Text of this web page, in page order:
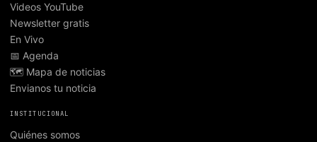
Videos YouTube
Newsletter gratis
En Vivo
📅 Agenda
🗺️ Mapa de noticias
Envianos tu noticia
INSTITUCIONAL
Quiénes somos